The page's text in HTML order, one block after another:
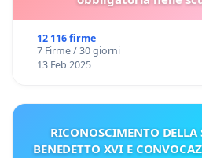
12 116 firme
7 Firme / 30 giorni
13 Feb 2025
RICONOSCIMENTO DELLA
BENEDETTO XVI E